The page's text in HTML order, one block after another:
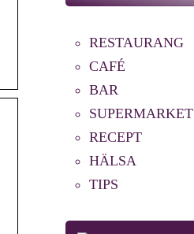
RESTAURANG
CAFÉ
BAR
SUPERMARKET
RECEPT
HÄLSA
TIPS